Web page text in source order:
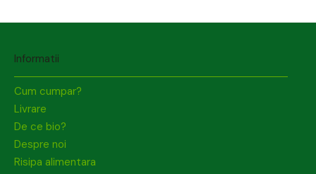
Informatii
Cum cumpar?
Livrare
De ce bio?
Despre noi
Risipa alimentara